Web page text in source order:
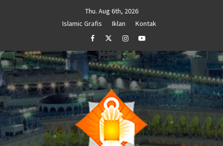
Thu. Aug 6th, 2026
Islamic Grafis
Iklan
Kontak
FacebookTwitterInstagramYoutube